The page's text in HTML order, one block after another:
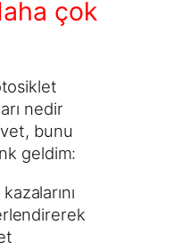
çok
nedir
bunu
geldim: